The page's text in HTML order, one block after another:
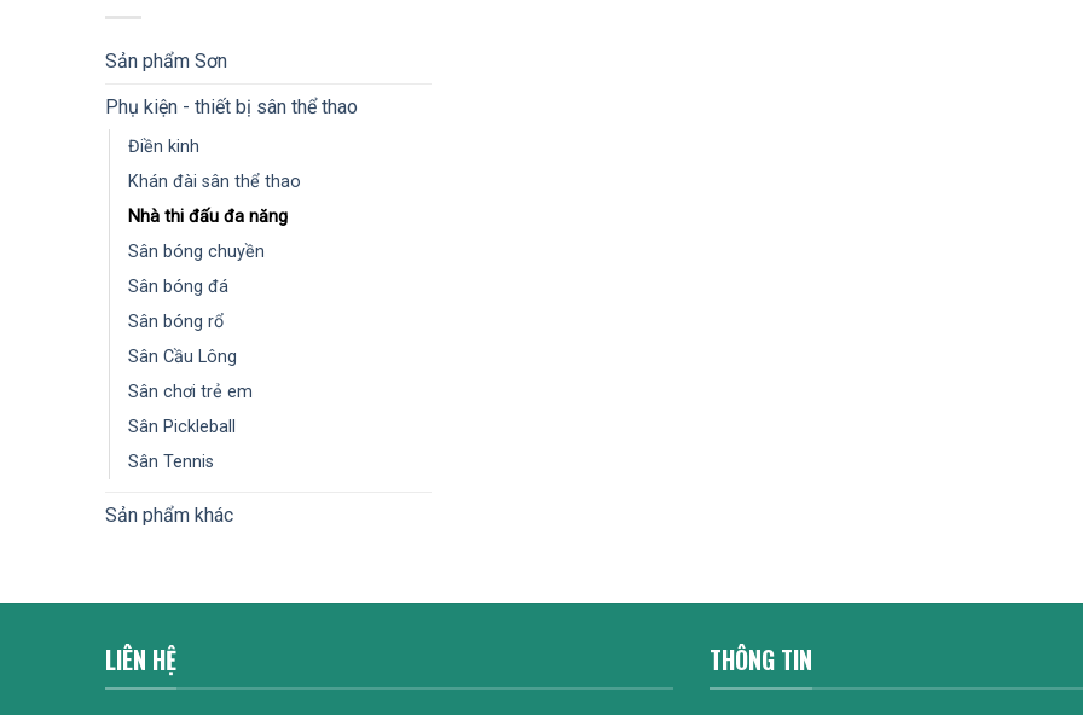
Sản phẩm Sơn
Phụ kiện - thiết bị sân thể thao
Điền kinh
Khán đài sân thể thao
Nhà thi đấu đa năng
Sân bóng chuyền
Sân bóng đá
Sân bóng rổ
Sân Cầu Lông
Sân chơi trẻ em
Sân Pickleball
Sân Tennis
Sản phẩm khác
LIÊN HỆ THÔNG TIN